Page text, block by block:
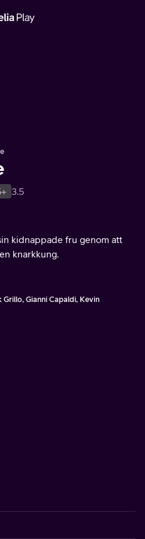
3.5
kidnappade fru genom att
knarkkung.
Gianni Capaldi, Kevin